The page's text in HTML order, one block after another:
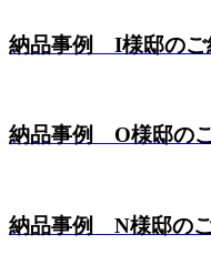
納品事例 I様邸のご
納品事例 O様邸の
納品事例 N様邸の